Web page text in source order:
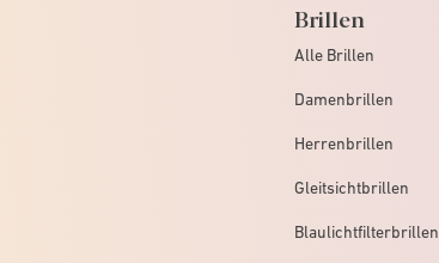
Brillen
Alle Brillen
Damenbrillen
Herrenbrillen
Gleitsichtbrillen
Blaulichtfilterbrillen